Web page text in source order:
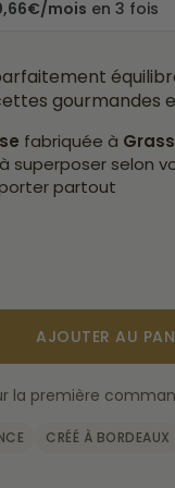
gourmandes
fabriquée à
à superposer selon
partout
AJOUTER AU
la première
CRÉÉ À BORDEAUX